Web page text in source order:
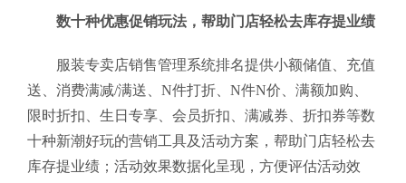
数十种优惠促销玩法，帮助门店轻松去库存提业绩
服装专卖店销售管理系统排名提供小额储值、充值
送、消费满减/满送、N件打折、N件N价、满额加购、
限时折扣、生日专享、会员折扣、满减券、折扣券等数
十种新潮好玩的营销工具及活动方案，帮助门店轻松去
库存提业绩；活动效果数据化呈现，方便评估活动效